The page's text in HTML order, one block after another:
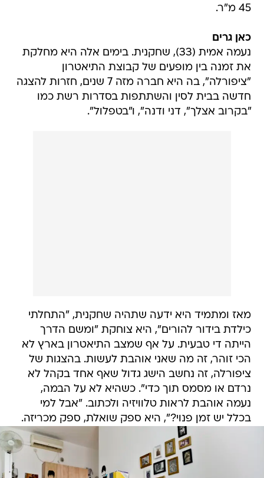
45 מ"ר.
כאן גרים
נעמה אמית (33), שחקנית. בימים אלה היא מחלקת
את זמנה בין מופעים של קבוצת התיאטרון
"ציפורלה", בה היא חברה מזה 7 שנים, חזרות להצגה
חדשה בבית לסין והשתתפות בסדרות רשת כמו
"בקרוב אצלך", דני ודנה", ו"בטפלול".
מאז ומתמיד היא ידעה שתהיה שחקנית, "התחלתי
כילדת בידור להורים", היא צוחקת "ומשם הדרך
הייתה די טבעית. על אף שמצב התיאטרון בארץ לא
הכי זוהר, זה מה שאני אוהבת לעשות. בהצגות של
ציפורלה, זה נחשב הישג גדול שאף אחד בקהל לא
נרדם או מסמס תוך כדי". כשהיא לא על הבמה,
נעמה אוהבת לראות טלוויזיה ולכתוב. "אבל למי
בכלל יש זמן פנוי?", היא ספק שואלת, ספק מכריזה.